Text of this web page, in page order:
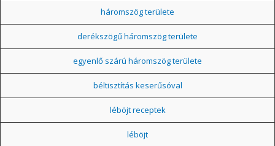
háromszög területe
derékszögű háromszög területe
egyenlő szárú háromszög területe
béltisztítás keserűsóval
léböjt receptek
léböjt